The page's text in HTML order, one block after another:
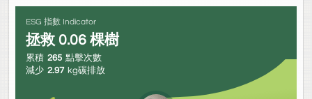
ESG 指數 Indicator
拯救 0.06 棵樹
累積 265 點擊次數
減少 2.97 kg碳排放